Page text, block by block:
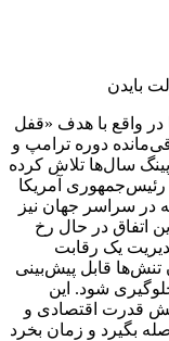
بایدن
در واقع با هدف «قفل
دوره ترامپ و
سال‌ها تلاش کرده
رئیس‌جمهوری آمریکا
در سراسر جهان نیز
اتفاق در حال رخ
یک رقابت
قابل پیش‌بینی
شود. این
قدرت اقتصادی و
بگیرد و زمان بخرد